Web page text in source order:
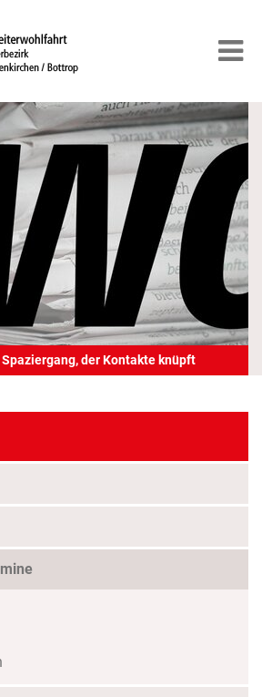
Spaziergang, der Kontakte knüpft